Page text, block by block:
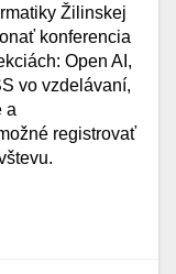
Žilinskej
konferencia
Open AI,
vo vzdelávaní,
a
registrovať